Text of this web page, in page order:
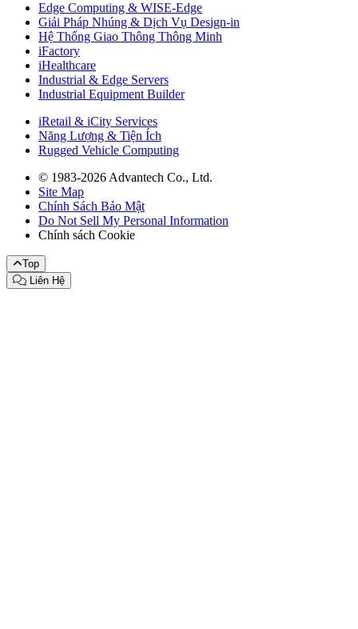
Edge Computing & WISE-Edge
Giải Pháp Nhúng & Dịch Vụ Design-in
Hệ Thống Giao Thông Thông Minh
iFactory
iHealthcare
Industrial & Edge Servers
Industrial Equipment Builder
iRetail & iCity Services
Năng Lượng & Tiện Ích
Rugged Vehicle Computing
© 1983-2026 Advantech Co., Ltd.
Site Map
Chính Sách Bảo Mật
Do Not Sell My Personal Information
Chính sách Cookie
Top
Liên Hệ